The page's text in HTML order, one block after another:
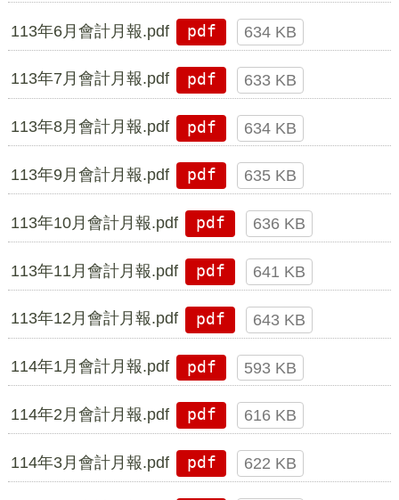
113年6月會計月報.pdf pdf 634 KB
113年7月會計月報.pdf pdf 633 KB
113年8月會計月報.pdf pdf 634 KB
113年9月會計月報.pdf pdf 635 KB
113年10月會計月報.pdf pdf 636 KB
113年11月會計月報.pdf pdf 641 KB
113年12月會計月報.pdf pdf 643 KB
114年1月會計月報.pdf pdf 593 KB
114年2月會計月報.pdf pdf 616 KB
114年3月會計月報.pdf pdf 622 KB